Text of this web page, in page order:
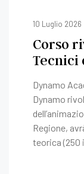
10 Luglio 2026
Corso
Tecnici
Dynamo
Dynamo
Regione,
teorica (250